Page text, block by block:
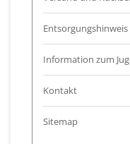
Information zum
Kontakt
Sitemap